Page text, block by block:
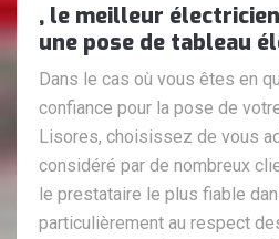
, le meilleur
une pose de tableau
Dans le cas où vous êtes en
confiance pour la pose de
Lisores, choisissez de vous
considéré par de nombreux
le prestataire le plus fiable
particulièrement au respect